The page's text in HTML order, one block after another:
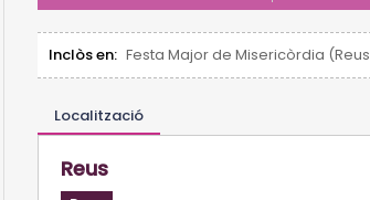
Inclòs en: Festa Major de Misericòrdia
Localització
Reus